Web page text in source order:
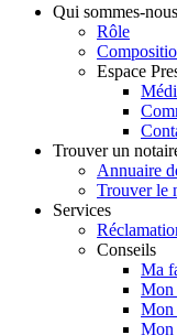
Qui sommes-
Rôle
Espace
Trouver un
Annuaire
Trouver le
Services
Conseils
Ma
Mon
Mon
Mon